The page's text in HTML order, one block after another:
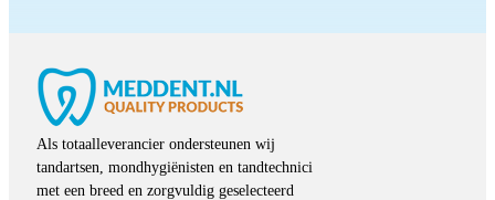
Als totaalleverancier ondersteunen wij
tandartsen, mondhygiënisten en tandtechnici
met een breed en zorgvuldig geselecteerd